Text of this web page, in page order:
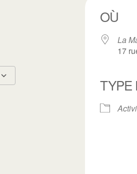
OÙ
La
17
TYPE